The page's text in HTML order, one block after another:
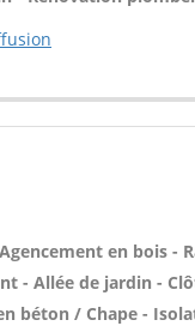
en bois -
- Allée de jardin -
béton / Chape -